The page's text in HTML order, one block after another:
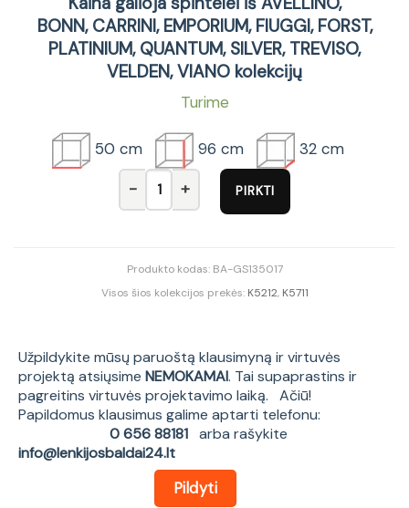
BONN, CARRINI, EMPORIUM, FIUGGI, FORST,
PLATINIUM, QUANTUM, SILVER, TREVISO,
VELDEN, VIANO kolekcijų
Turime
50 cm 96 cm 32 cm
produkto kiekis: PLATINIUM 50 cm
PIRKTI
Produkto kodas: BA-GS135017
Visos šios kolekcijos prekės: K5212, K5711
Užpildykite mūsų paruoštą klausimyną ir virtuvės
projektą atsiųsime NEMOKAMAI. Tai supaprastins ir
pagreitins virtuvės projektavimo laiką. Ačiū!
Papildomus klausimus galime aptarti telefonu:
0 656 88181arba rašykite
info@lenkijosbaldai24.lt
Pildyti